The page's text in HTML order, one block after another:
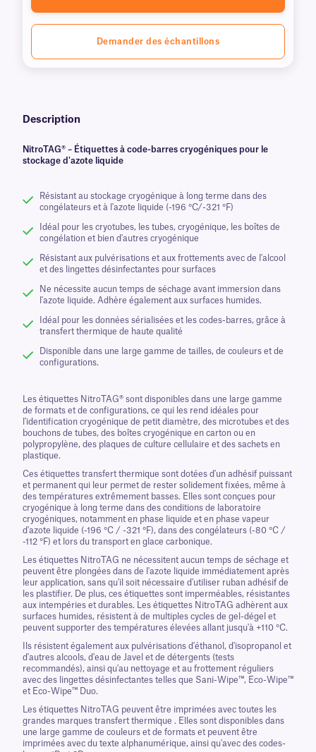
Demander des échantillons
Description
NitroTAG® – Étiquettes à code-barres cryogéniques pour le
stockage d'azote liquide
Résistant au stockage cryogénique à long terme dans des
congélateurs et à l'azote liquide (-196 °C/-321 °F)
Idéal pour les cryotubes, les tubes, cryogénique, les boîtes de
congélation et bien d'autres cryogénique
Résistant aux pulvérisations et aux frottements avec de l'alcool
et des lingettes désinfectantes pour surfaces
Ne nécessite aucun temps de séchage avant immersion dans
l'azote liquide. Adhère également aux surfaces humides.
Idéal pour les données sérialisées et les codes-barres, grâce à
transfert thermique de haute qualité
Disponible dans une large gamme de tailles, de couleurs et de
configurations.
Les étiquettes NitroTAG® sont disponibles dans une large gamme
de formats et de configurations, ce qui les rend idéales pour
l'identification cryogénique de petit diamètre, des microtubes et des
bouchons de tubes, des boîtes cryogénique en carton ou en
polypropylène, des plaques de culture cellulaire et des sachets en
plastique.
Ces étiquettes transfert thermique sont dotées d'un adhésif puissant
et permanent qui leur permet de rester solidement fixées, même à
des températures extrêmement basses. Elles sont conçues pour
cryogénique à long terme dans des conditions de laboratoire
cryogéniques, notamment en phase liquide et en phase vapeur
d'azote liquide (-196 °C / -321 °F), dans des congélateurs (-80 °C /
-112 °F) et lors du transport en glace carbonique.
Les étiquettes NitroTAG ne nécessitent aucun temps de séchage et
peuvent être plongées dans de l'azote liquide immédiatement après
leur application, sans qu'il soit nécessaire d'utiliser ruban adhésif de
les plastifier. De plus, ces étiquettes sont imperméables, résistantes
aux intempéries et durables. Les étiquettes NitroTAG adhèrent aux
surfaces humides, résistent à de multiples cycles de gel-dégel et
peuvent supporter des températures élevées allant jusqu'à +110 °C.
Ils résistent également aux pulvérisations d'éthanol, d'isopropanol et
d'autres alcools, d'eau de Javel et de détergents (tests
recommandés), ainsi qu'au nettoyage et au frottement réguliers
avec des lingettes désinfectantes telles que Sani-Wipe™, Eco-Wipe™
et Eco-Wipe™ Duo.
Les étiquettes NitroTAG peuvent être imprimées avec toutes les
grandes marques transfert thermique . Elles sont disponibles dans
une large gamme de couleurs et de formats et peuvent être
imprimées avec du texte alphanumérique, ainsi qu'avec des codes-